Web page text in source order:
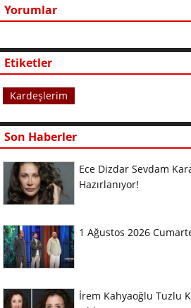
Yorumlar
Etiketler
Kardeşlerim
Son Haberler
Ece Dizdar Sevdam
Hazırlanıyor!
1 Ağustos 2026
İrem Kahyaoğlu Tuzlu